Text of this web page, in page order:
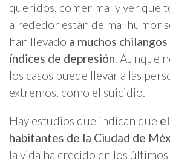
queridos, comer mal y ver que
alrededor están de mal humor
han llevado a muchos
índices de depresión. Aunque
los casos puede llevar a las
extremos, como el suicidio.
Hay estudios que indican que
habitantes de la Ciudad de
la vida ha crecido en los